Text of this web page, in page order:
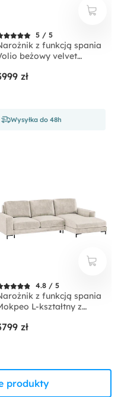
5 / 5
z funkcją spania
beżowy velvet
zł
Wysyłka do 48h
4.8 / 5
z funkcją spania
L-kształtny z
nóżkach
zł
produkty